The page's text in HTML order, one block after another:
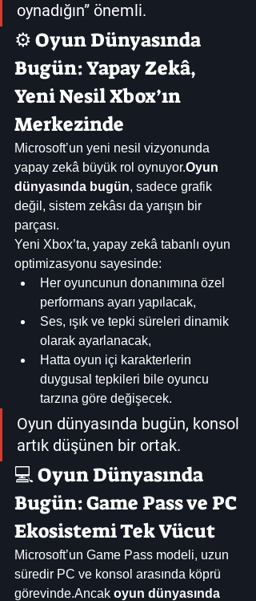
oynadığın” önemli.
⚙️ Oyun Dünyasında
Bugün: Yapay Zekâ,
Yeni Nesil Xbox’ın
Merkezinde
Microsoft’un yeni nesil vizyonunda
yapay zekâ büyük rol oynuyor.Oyun
dünyasında bugün, sadece grafik
değil, sistem zekâsı da yarışın bir
parçası.
Yeni Xbox’ta, yapay zekâ tabanlı oyun
optimizasyonu sayesinde:
Her oyuncunun donanımına özel
performans ayarı yapılacak,
Ses, ışık ve tepki süreleri dinamik
olarak ayarlanacak,
Hatta oyun içi karakterlerin
duygusal tepkileri bile oyuncu
tarzına göre değişecek.
Oyun dünyasında bugün, konsol
artık düşünen bir ortak.
💻 Oyun Dünyasında
Bugün: Game Pass ve PC
Ekosistemi Tek Vücut
Microsoft’un Game Pass modeli, uzun
süredir PC ve konsol arasında köprü
görevinde.Ancak oyun dünyasında